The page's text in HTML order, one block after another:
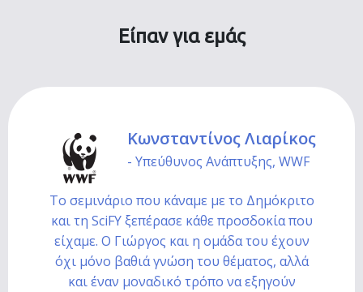
Είπαν για εμάς
Κωνσταντίνος Λιαρίκος
- Υπεύθυνος Ανάπτυξης, WWF
Το σεμινάριο που κάναμε με το Δημόκριτο
και τη SciFY ξεπέρασε κάθε προσδοκία που
είχαμε. Ο Γιώργος και η ομάδα του έχουν
όχι μόνο βαθιά γνώση του θέματος, αλλά
και έναν μοναδικό τρόπο να εξηγούν